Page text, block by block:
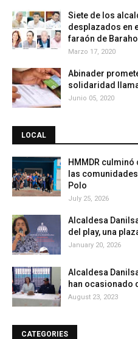
Siete de los
desplazados en
faraón de
Marzo 17, 2020
Abinader
solidaridad
Junio 05, 2020
LOCAL
HMMDR
las
Polo
July 25, 2026
Alcaldesa
del play, una
January 20, 2026
Alcaldesa
han ocasionado
August 23, 2023
CATEGORIES